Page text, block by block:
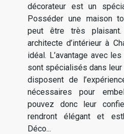
décorateur est un
Posséder une maison
peut être très
architecte d’intérieur à
idéal. L’avantage avec
sont spécialisés dans
disposent de
nécessaires pour
pouvez donc leur
rendront élégant et
Déco...